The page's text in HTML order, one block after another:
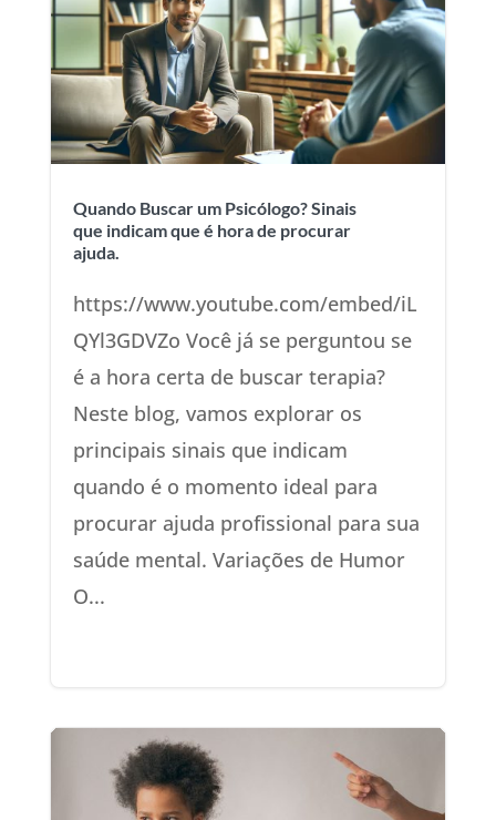
Quando Buscar um Psicólogo? Sinais
que indicam que é hora de procurar
ajuda.
https://www.youtube.com/embed/iL
QYl3GDVZo Você já se perguntou se
é a hora certa de buscar terapia?
Neste blog, vamos explorar os
principais sinais que indicam
quando é o momento ideal para
procurar ajuda profissional para sua
saúde mental. Variações de Humor
O...